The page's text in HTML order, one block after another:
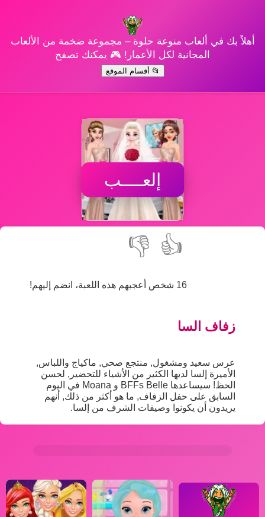
أهلاً بك في ألعاب منوعة حلوة – مجموعة ضخمة من الألعاب
المجانية لكل الأعمار! 🎮 يمكنك تصفح
📂 أقسام الموقع
إلعــــب
👍
👎
16 شخص أعجبهم هذه اللعبة، انضم إليهم!
زفاف السا
عرس سعيد ومشغول, منتجع صحي, ماكياج واللباس,
الأميرة إلسا لديها الكثير من الأشياء للتحضير, لحسن
الحظ! سيساعدها BFFs Belle و Moana في اليوم
السابق على حفل الزفاف, ما هو أكثر من ذلك, أنهم
يريدون أن يكونوا وصيفات الشرف من إلسا.